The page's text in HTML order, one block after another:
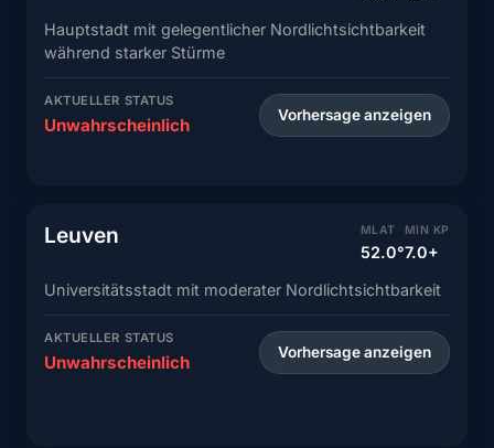
Hauptstadt mit gelegentlicher Nordlichtsichtbarkeit
während starker Stürme
AKTUELLER STATUS
Unwahrscheinlich Vorhersage anzeigen
Leuven MLAT
52.0°
MIN KP
7.0+
Universitätsstadt mit moderater Nordlichtsichtbarkeit
AKTUELLER STATUS
Unwahrscheinlich Vorhersage anzeigen